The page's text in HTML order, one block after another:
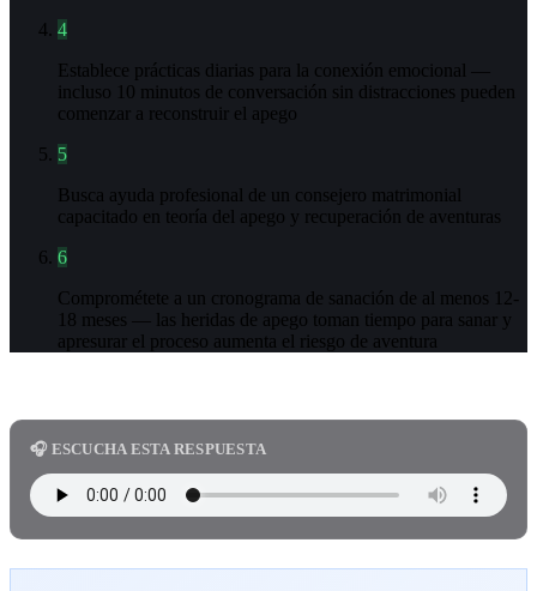
4
Establece prácticas diarias para la conexión emocional —
incluso 10 minutos de conversación sin distracciones pueden
comenzar a reconstruir el apego
5
Busca ayuda profesional de un consejero matrimonial
capacitado en teoría del apego y recuperación de aventuras
6
Comprométete a un cronograma de sanación de al menos 12-
18 meses — las heridas de apego toman tiempo para sanar y
apresurar el proceso aumenta el riesgo de aventura
🎧 ESCUCHA ESTA RESPUESTA